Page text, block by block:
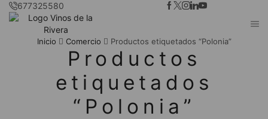
677325580
Inicio Comercio Productos etiquetados “Polonia”
Productos
etiquetados
“Polonia”